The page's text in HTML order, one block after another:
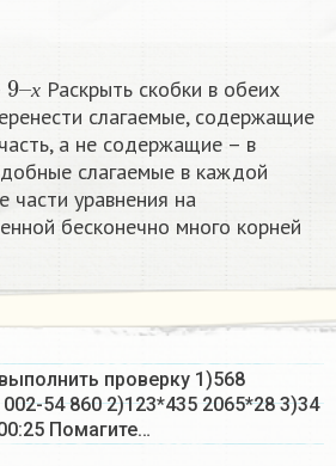
х
9х
Раскрыть скобки в обеих
слагаемые, содержащие
а не содержащие – в
слагаемые в каждой
части уравнения на
бесконечно много корней​
проверку 1)568
54 860 2)123*435 2065*28 3)34
Помагите…